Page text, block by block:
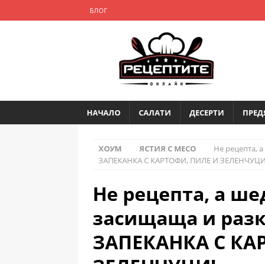
БЛОГ
НАЧАЛО САЛАТИ ДЕСЕРТИ
ХОУМ ЯСТИЯ С МЕСО
Не рецепта,
ЗАПЕКАНКА С КАРТОФИ, ПИЛЕ И
Не рецепта, а
засищаща и
ЗАПЕКАНКА С